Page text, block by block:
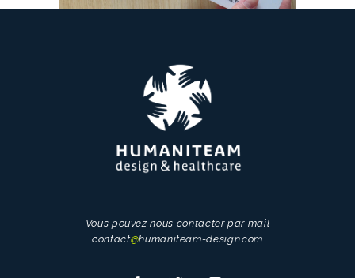
Vous pouvez nous contacter par mail
contact@humaniteam-design.com